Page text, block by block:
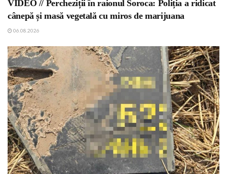
VIDEO // Percheziții în raionul Soroca: Poliția a ridicat
cânepă și masă vegetală cu miros de marijuana
06.08.2026